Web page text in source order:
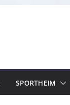
SPORTHEIM